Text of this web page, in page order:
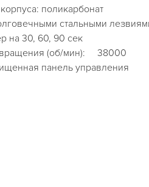
поликарбонат
стальными
на 30, 60, 90 сек
вращения (об/мин): 38000
панель управления